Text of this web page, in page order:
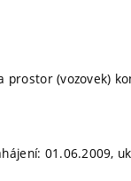
(vozovek)
01.06.2009,